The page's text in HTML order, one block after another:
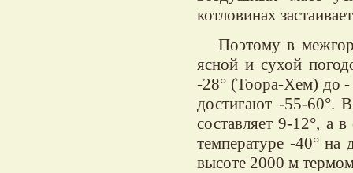
котловинах
Поэтому в
ясной и сухой
-28° (Тоора-Хем) до
достигают -55-60°.
составляет 9-12°, а
температуре -40°
высоте 2000 м